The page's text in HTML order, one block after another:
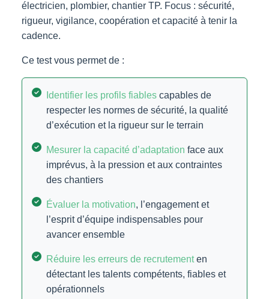
électricien, plombier, chantier TP. Focus : sécurité,
rigueur, vigilance, coopération et capacité à tenir la
cadence.
Ce test vous permet de :
Identifier les profils fiables capables de
respecter les normes de sécurité, la qualité
d’exécution et la rigueur sur le terrain
Mesurer la capacité d’adaptation face aux
imprévus, à la pression et aux contraintes
des chantiers
Évaluer la motivation, l’engagement et
l’esprit d’équipe indispensables pour
avancer ensemble
Réduire les erreurs de recrutementen
détectant les talents compétents, fiables et
opérationnels